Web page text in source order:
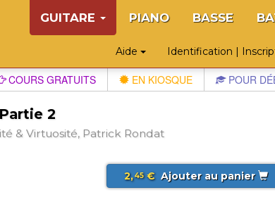
GUITARE PIANO BASSE
Aide Identification |
COURS GRATUITS EN KIOSQUE POUR
2
& Virtuosité, Patrick Rondat
2,45€ Ajouter au panier